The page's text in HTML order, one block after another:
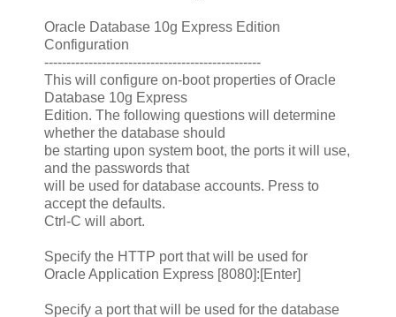
Oracle Database 10g Express Edition
Configuration
-------------------------------------------------
This will configure on-boot properties of Oracle
Database 10g Express
Edition. The following questions will determine
whether the database should
be starting upon system boot, the ports it will use,
and the passwords that
will be used for database accounts. Press to
accept the defaults.
Ctrl-C will abort.
Specify the HTTP port that will be used for
Oracle Application Express [8080]:[Enter]
Specify a port that will be used for the database